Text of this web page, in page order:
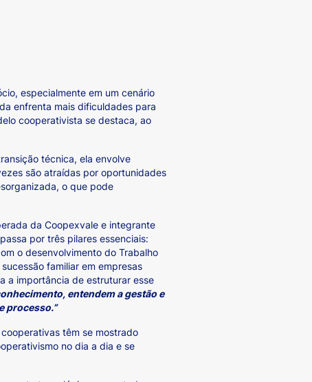
especialmente em um cenário
enfrenta mais dificuldades para
cooperativista se destaca, ao
técnica, ela envolve
são atraídas por oportunidades
o que pode
da Coopexvale e integrante
por três pilares essenciais:
o desenvolvimento do Trabalho
familiar em empresas
a importância de estruturar esse
entendem a gestão e
processo.”
têm se mostrado
no dia a dia e se